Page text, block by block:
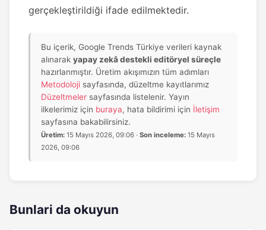
gerçekleştirildiği ifade edilmektedir.
Bu içerik, Google Trends Türkiye verileri kaynak
alınarak yapay zekâ destekli editöryel süreçle
hazırlanmıştır. Üretim akışımızın tüm adımları
Metodolojisayfasında, düzeltme kayıtlarımız
Düzeltmelersayfasında listelenir. Yayın
ilkelerimiz için buraya, hata bildirimi için İletişim
sayfasına bakabilirsiniz.
Üretim:15 Mayıs 2026, 09:06 · Son inceleme:15 Mayıs
2026, 09:06
Bunlari da okuyun